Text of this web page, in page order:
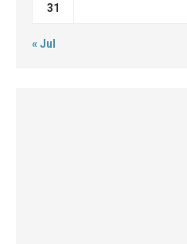
31
« Jul